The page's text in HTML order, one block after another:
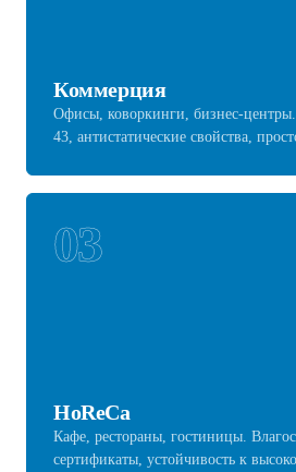
Коммерция
Офисы, коворкинги, бизнес-
43, антистатические свойства,
03
HoReCa
Кафе, рестораны, гостиницы.
сертификаты, устойчивость к